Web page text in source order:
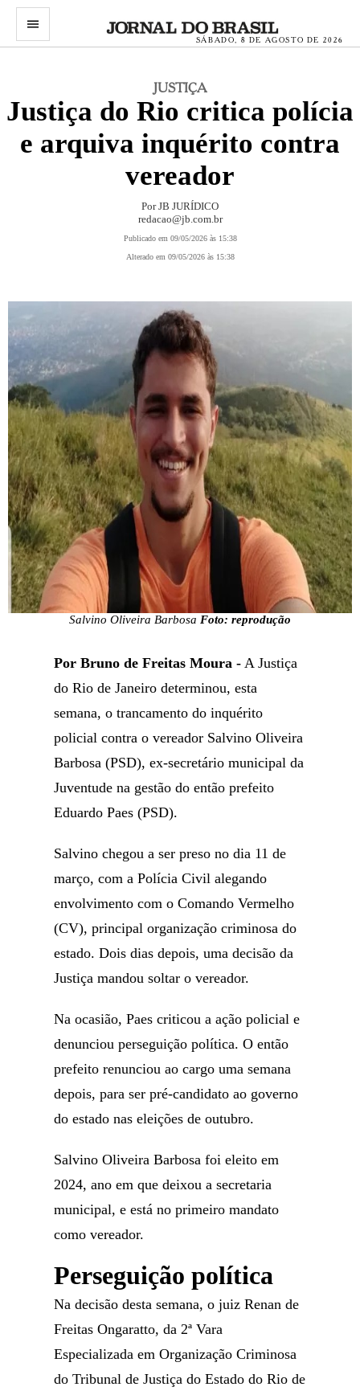
menu
SÁBADO, 8 DE AGOSTO DE 2026
JUSTIÇA
Justiça do Rio critica polícia
e arquiva inquérito contra
vereador
PorJB JURÍDICO
redacao@jb.com.br
Publicado em 09/05/2026 às 15:38
Alterado em 09/05/2026 às 15:38
Salvino Oliveira Barbosa Foto: reprodução
Por Bruno de Freitas Moura - A Justiça
do Rio de Janeiro determinou, esta
semana, o trancamento do inquérito
policial contra o vereador Salvino Oliveira
Barbosa (PSD), ex-secretário municipal da
Juventude na gestão do então prefeito
Eduardo Paes (PSD).
Salvino chegou a ser preso no dia 11 de
março, com a Polícia Civil alegando
envolvimento com o Comando Vermelho
(CV), principal organização criminosa do
estado. Dois dias depois, uma decisão da
Justiça mandou soltar o vereador.
Na ocasião, Paes criticou a ação policial e
denunciou perseguição política. O então
prefeito renunciou ao cargo uma semana
depois, para ser pré-candidato ao governo
do estado nas eleições de outubro.
Salvino Oliveira Barbosa foi eleito em
2024, ano em que deixou a secretaria
municipal, e está no primeiro mandato
como vereador.
Perseguição política
Na decisão desta semana, o juiz Renan de
Freitas Ongaratto, da 2ª Vara
Especializada em Organização Criminosa
do Tribunal de Justiça do Estado do Rio de